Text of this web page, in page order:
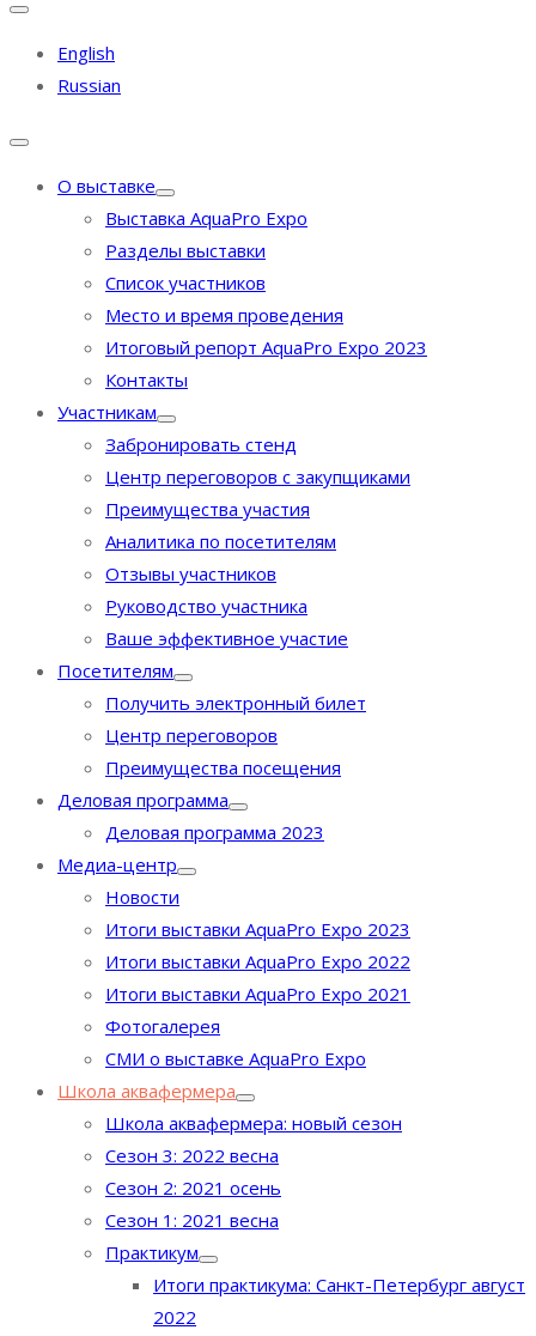
English
Russian
О выставке
Выставка AquaPro Expo
Разделы выставки
Список участников
Место и время проведения
Итоговый репорт AquaPro Expo 2023
Контакты
Участникам
Забронировать стенд
Центр переговоров с закупщиками
Преимущества участия
Аналитика по посетителям
Отзывы участников
Руководство участника
Ваше эффективное участие
Посетителям
Получить электронный билет
Центр переговоров
Преимущества посещения
Деловая программа
Деловая программа 2023
Медиа-центр
Новости
Итоги выставки AquaPro Expo 2023
Итоги выставки AquaPro Expo 2022
Итоги выставки AquaPro Expo 2021
Фотогалерея
СМИ о выставке AquaPro Expo
Школа аквафермера
Школа аквафермера: новый сезон
Сезон 3: 2022 весна
Сезон 2: 2021 осень
Сезон 1: 2021 весна
Практикум
Итоги практикума: Санкт-Петербург август
2022